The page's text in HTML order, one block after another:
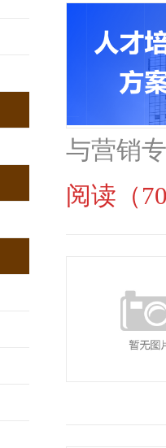
与营销
阅读（